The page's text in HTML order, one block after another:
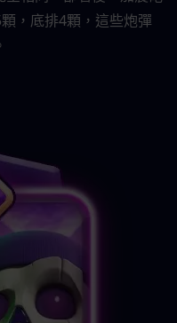
，底排4顆，這些炮彈